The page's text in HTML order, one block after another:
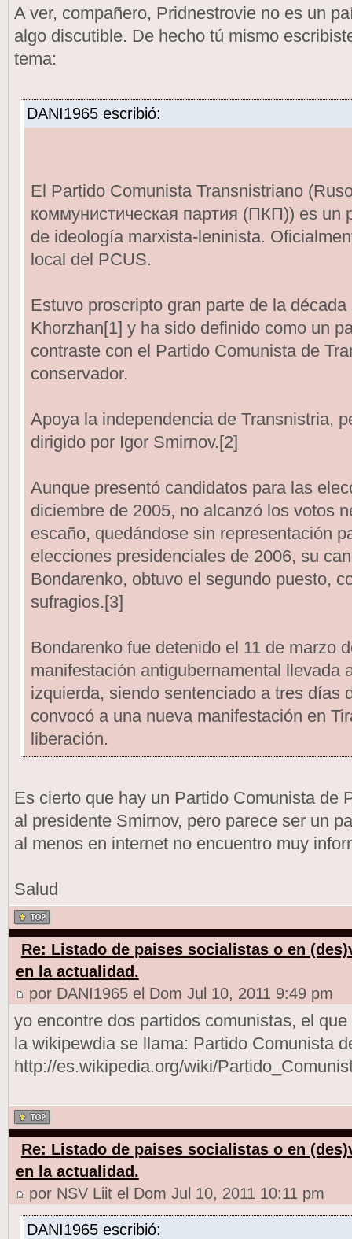
A ver, compañero, Pridnestrovie no es un
algo discutible. De hecho tú mismo
tema:
DANI1965 escribió:
El Partido Comunista Transnistriano
коммунистическая партия (ПКП)) es un
de ideología marxista-leninista.
local del PCUS.
Estuvo proscripto gran parte de la
Khorzhan[1] y ha sido definido como un
contraste con el Partido Comunista de
conservador.
Apoya la independencia de Transnistria,
dirigido por Igor Smirnov.[2]
Aunque presentó candidatos para las
diciembre de 2005, no alcanzó los votos
escaño, quedándose sin representación
elecciones presidenciales de 2006, su
Bondarenko, obtuvo el segundo puesto,
sufragios.[3]
Bondarenko fue detenido el 11 de marzo
manifestación antigubernamental llevada
izquierda, siendo sentenciado a tres días
convocó a una nueva manifestación en
liberación.
Es cierto que hay un Partido Comunista de
al presidente Smirnov, pero parece ser un
al menos en internet no encuentro muy
Salud
Re: Listado de paises socialistas o en
en la actualidad.
por DANI1965 el Dom Jul 10, 2011 9:49 pm
yo encontre dos partidos comunistas, el
la wikipewdia se llama: Partido Comunista
http://es.wikipedia.org/wiki/
Re: Listado de paises socialistas o en
en la actualidad.
por NSV Liit el Dom Jul 10, 2011 10:11 pm
DANI1965 escribió: